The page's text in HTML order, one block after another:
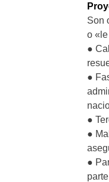
Son
o
●
●
●
●
●